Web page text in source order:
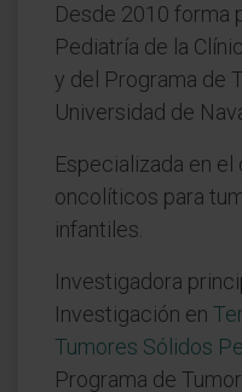
Desde 2010 forma
Pediatría de la
y del Programa de
Universidad de
Especializada en
oncolíticos para
infantiles.
Investigadora
Investigación en
Tumores Sólidos
Programa de